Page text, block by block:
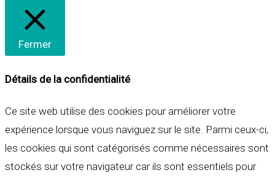
Fermer
Détails de la confidentialité
Ce site web utilise des cookies pour améliorer votre
expérience lorsque vous naviguez sur le site. Parmi ceux-ci,
les cookies qui sont catégorisés comme nécessaires sont
stockés sur votre navigateur car ils sont essentiels pour